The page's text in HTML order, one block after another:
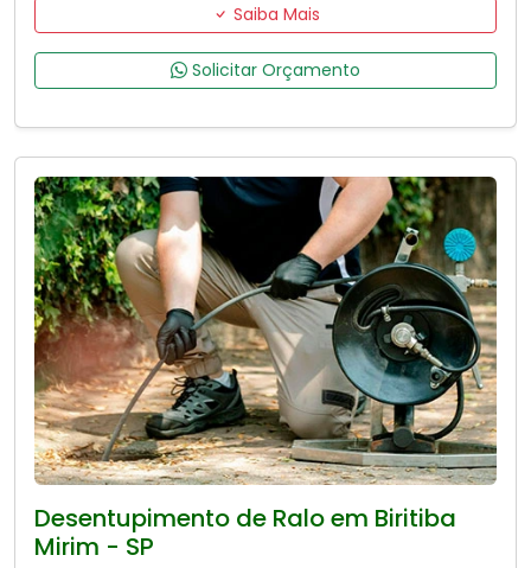
Saiba Mais
Solicitar Orçamento
Desentupimento de Ralo em Biritiba
Mirim - SP